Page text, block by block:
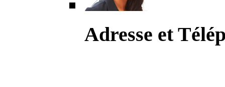
Adresse et